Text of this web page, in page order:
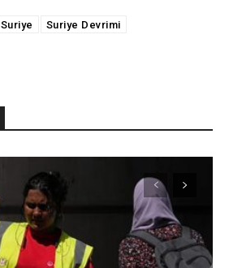
Suriye
Suriye Devrimi